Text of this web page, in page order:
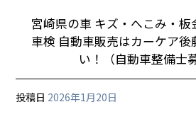
宮崎県の車 キズ・へこみ・
車検 自動車販売はカーケア後
い！（自動車整備士
投稿日 2026年1月20日